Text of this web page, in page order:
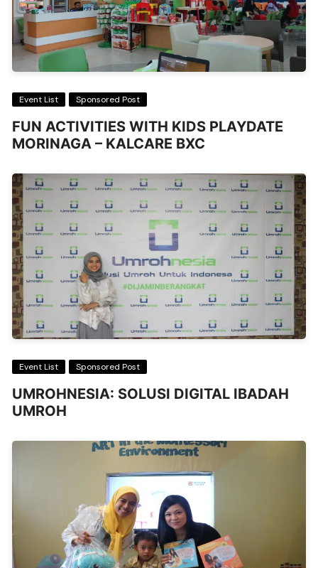
Event List Sponsored Post
FUN ACTIVITIES WITH KIDS PLAYDATE
MORINAGA – KALCARE BXC
Event List Sponsored Post
UMROHNESIA: SOLUSI DIGITAL IBADAH
UMROH